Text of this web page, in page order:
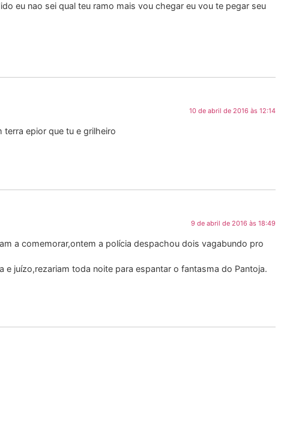
eu nao sei qual teu ramo mais vou chegar eu vou te pegar seu
10 de abril de 2016 às 12:14
epior que tu e grilheiro
9 de abril de 2016 às 18:49
a comemorar,ontem a polícia despachou dois vagabundo pro
e juízo,rezariam toda noite para espantar o fantasma do Pantoja.